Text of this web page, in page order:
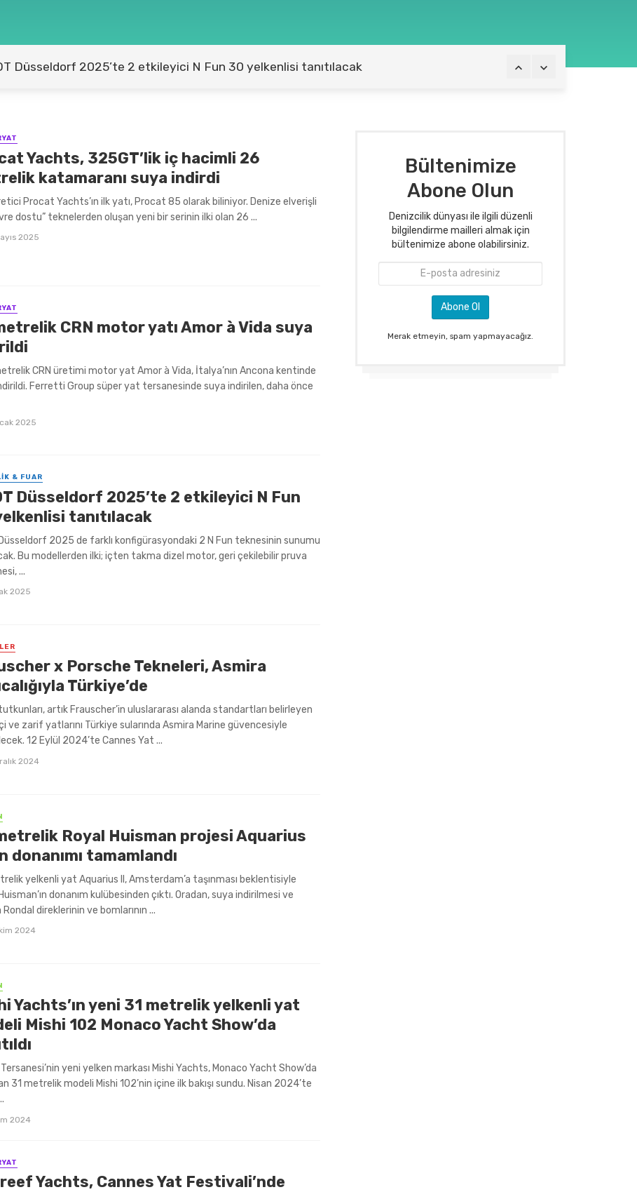
Düsseldorf 2025’te 2 etkileyici N Fun 30 yelkenlisi tanıtılacak
Yachts, 325GT’lik iç hacimli 26
katamaranı suya indirdi
Procat Yachts’ın ilk yatı, Procat 85 olarak biliniyor. Denize elverişli
dostu” teknelerden oluşan yeni bir serinin ilki olan 26 ...
2025
CRN motor yatı Amor à Vida suya
CRN üretimi motor yat Amor à Vida, İtalya’nın Ancona kentinde
Ferretti Group süper yat tersanesinde suya indirilen, daha önce
2025
& FUAR
Düsseldorf 2025’te 2 etkileyici N Fun
tanıtılacak
Düsseldorf 2025 de farklı konfigürasyondaki 2 N Fun teknesinin sunumu
Bu modellerden ilki; içten takma dizel motor, geri çekilebilir pruva
...
2025
x Porsche Tekneleri, Asmira
Türkiye’de
artık Frauscher’in uluslararası alanda standartları belirleyen
ve zarif yatlarını Türkiye sularında Asmira Marine güvencesiyle
12 Eylül 2024’te Cannes Yat ...
2024
Royal Huisman projesi Aquarius
donanımı tamamlandı
yelkenli yat Aquarius II, Amsterdam’a taşınması beklentisiyle
donanım kulübesinden çıktı. Oradan, suya indirilmesi ve
Rondal direklerinin ve bomlarının ...
2024
Yachts’ın yeni 31 metrelik yelkenli yat
Mishi 102 Monaco Yacht Show’da
yeni yelken markası Mishi Yachts, Monaco Yacht Show’da
31 metrelik modeli Mishi 102’nin içine ilk bakışı sundu. Nisan 2024’te
2024
Yachts, Cannes Yat Festivali’nde
Bültenimize
Abone Olun
Denizcilik dünyası ile ilgili düzenli
bilgilendirme mailleri almak için
bültenimize abone olabilirsiniz.
Merak etmeyin, spam yapmayacağız.